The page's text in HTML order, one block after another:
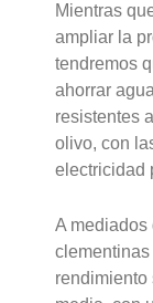
Mientras
ampliar la
tendremos
ahorrar
resistentes
olivo, con
electricidad
A mediados
clementinas
rendimiento